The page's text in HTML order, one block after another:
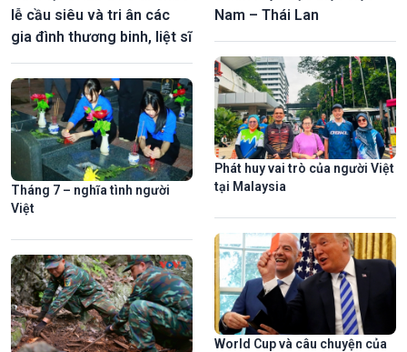
lễ cầu siêu và tri ân các
gia đình thương binh, liệt sĩ
Tháng 7 – nghĩa tình người
Việt
Nam – Thái Lan
Phát huy vai trò của người Việt
tại Malaysia
World Cup và câu chuyện của